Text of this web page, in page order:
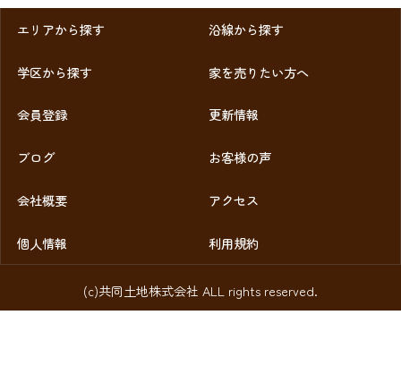
エリアから探す 沿線から探す
学区から探す 家を売りたい方へ
会員登録 更新情報
ブログ お客様の声
会社概要 アクセス
個人情報 利用規約
(c)共同土地株式会社 ALL rights reserved.